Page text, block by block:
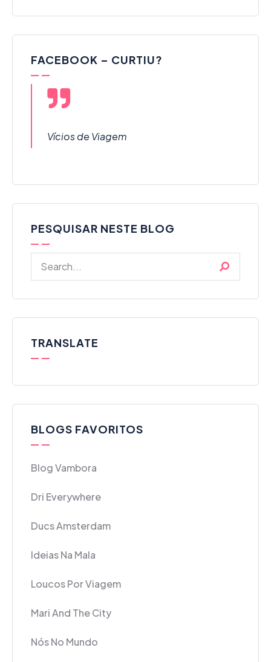
FACEBOOK – CURTIU?
Vícios de Viagem
PESQUISAR NESTE BLOG
TRANSLATE
BLOGS FAVORITOS
Blog Vambora
Dri Everywhere
Ducs Amsterdam
Ideias Na Mala
Loucos Por Viagem
Mari And The City
Nós No Mundo